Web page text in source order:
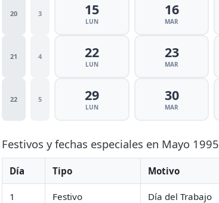
20 3 15
LUN
16
MAR
21 4 22
LUN
23
MAR
22 5 29
LUN
30
MAR
Festivos y fechas especiales en Mayo 1995
Día Tipo Motivo
1 Festivo Día del Trabajo